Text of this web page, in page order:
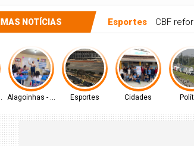
NOTÍCIAS Esportes CBF
Alagoinhas - BA Esportes Cidades